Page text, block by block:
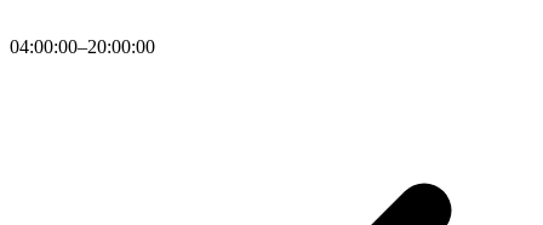
04:00:00–20:00:00